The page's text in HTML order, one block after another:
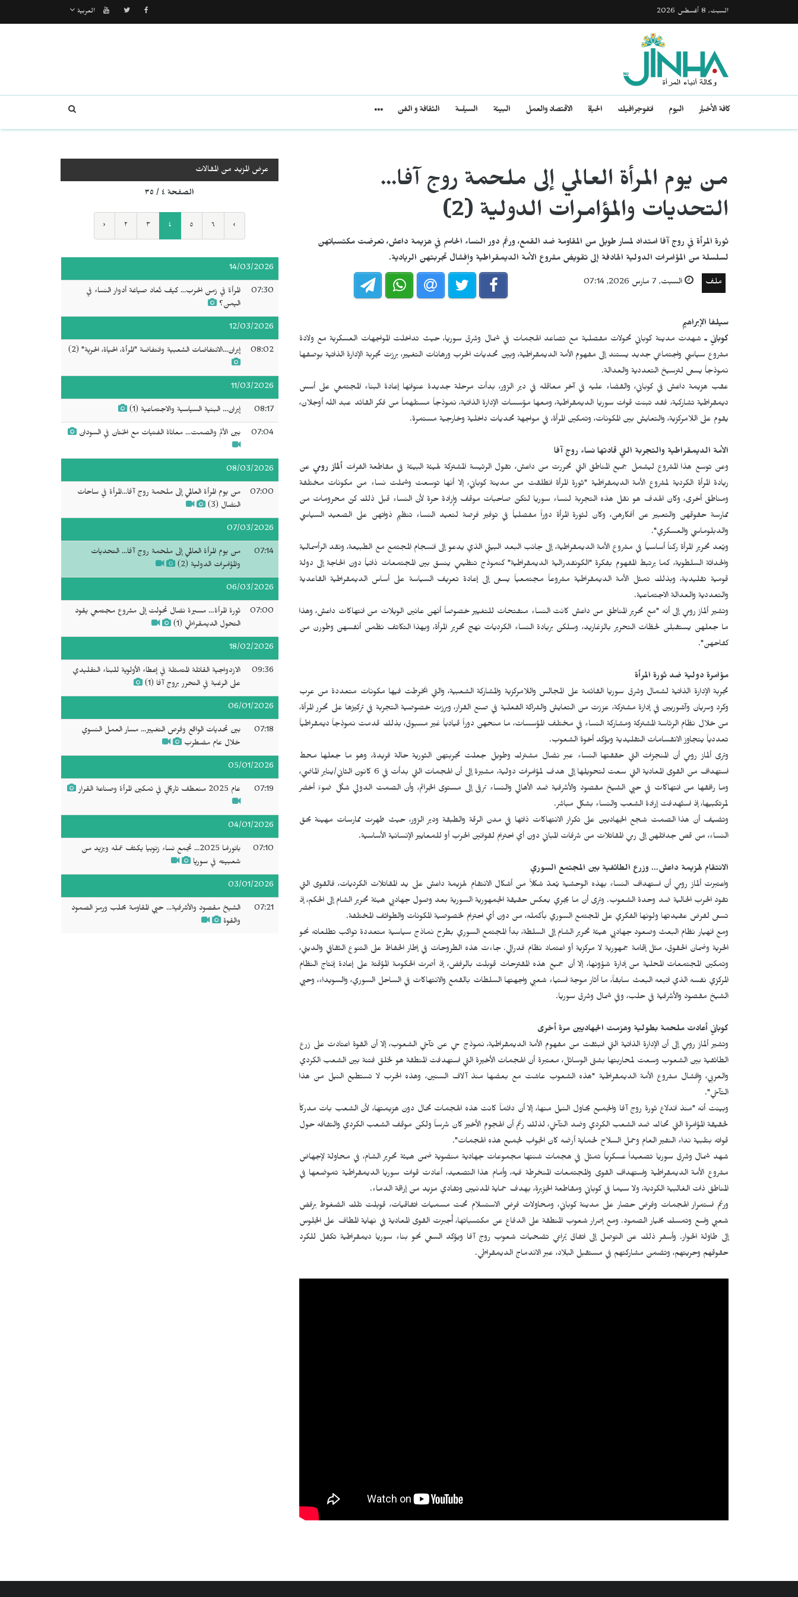
السبت, 8 أغسطس 2026 العربية
كافة الأخبار اليوم انفوجرافيك الحياة الاقتصاد والعمل البيئة السياسة الثقافة و الفن
من يوم المرأة العالمي إلى ملحمة روج آفا...
التحديات والمؤامرات الدولية (2)
ثورة المرأة في روج آفا امتداد لمسار طويل من المقاومة ضد القمع، ورغم دور النساء الحاسم في هزيمة داعش، تعرضت مكتسباتهن
لسلسلة من المؤامرات الدولية الهادفة إلى تقويض مشروع الأمة الديمقراطية وإفشال تجربتهن الريادية.
ملف السبت, 7 مارس 2026, 07:14
سيلفا الإبراهيم
كوباني ـشهدت مدينة كوباني تحولات مفصلية مع تصاعد الهجمات في شمال وشرق سوريا، حيث تداخلت المواجهات العسكرية مع ولادة
مشروع سياسي واجتماعي جديد يستند إلى مفهوم الأمة الديمقراطية، وبين تحديات الحرب ورهانات التغيير، برزت تجربة الإدارة الذاتية بوصفها
نموذجاً يسعى لترسيخ التعددية والعدالة.
عقب هزيمة داعش في كوباني، والقضاء عليه في آخر معاقله في دير الزور، بدأت مرحلة جديدة عنوانها إعادة البناء المجتمعي على أسس
ديمقراطية تشاركية، فقد تبنت قوات سوريا الديمقراطية، ومعها مؤسسات الإدارة الذاتية، نموذجاً مستلهماً من فكر القائد عبد الله أوجلان،
يقوم على اللامركزية، والتعايش بين المكونات، وتمكين المرأة، في مواجهة تحديات داخلية وخارجية مستمرة.
الأمة الديمقراطية والتجربة التي قادتها نساء روج آفا
وعن توسع هذا المشروع ليشمل جميع المناطق التي تحررت من داعش، تقول الرئيسة المشتركة لهيئة البيئة في مقاطعة الفرات ألماز رومي عن
ريادة المرأة الكردية لمشروع الأمة الديمقراطية "ثورة المرأة انطلقت من مدينة كوباني، إلا أنها توسعت وشملت نساء من مكونات مختلفة
ومناطق أخرى، وكان الهدف هو نقل هذه التجربة لنساء سوريا لتكنّ صاحبات موقف وإرادة حرة لأن النساء قبل ذلك كنّ محرومات من
ممارسة حقوقهن والتعبير عن أفكارهن، وكان لثورة المرأة دوراً مفصلياً في توفير فرصة لتعيد النساء تنظيم ذواتهن على الصعيد السياسي
والدبلوماسي والعسكري".
ويُعد تحرير المرأة ركناً أساسياً في مشروع الأمة الديمقراطية، إلى جانب البعد البيئي الذي يدعو إلى انسجام المجتمع مع الطبيعة، ونقد الرأسمالية
والحداثة السلطوية، كما يرتبط المفهوم بفكرة "الكونفدرالية الديمقراطية" كنموذج تنظيمي ينسق بين المجتمعات ذاتياً دون الحاجة إلى دولة
قومية تقليدية، وبذلك تمثل الأمة الديمقراطية مشروعاً مجتمعياً يسعى إلى إعادة تعريف السياسة على أساس الديمقراطية القاعدية
والتعددية والعدالة الاجتماعية.
وتشير ألماز رومي إلى أنه "مع تحرير المناطق من داعش كانت النساء منفتحات للتغيير خصوصاً أنهن عانين الويلات من انتهاكات داعش، وهذا
ما جعلهن يستقبلن لحظات التحرير بالزغاريد، وسلكن بريادة النساء الكرديات نهج تحرير المرأة، وبهذا التكاتف نظمن أنفسهن وطورن من
كفاحهن".
مؤامرة دولية ضد ثورة المرأة
تجربة الإدارة الذاتية لشمال وشرق سوريا القائمة على المجالس واللامركزية والمشاركة الشعبية، والتي انخرطت فيها مكونات متعددة من عرب
وكرد وسريان وآشوريين في إدارة مشتركة، عززت من التعايش والشراكة الفعلية في صنع القرار، وبرزت خصوصية التجربة في تركيزها على تحرر المرأة،
من خلال نظام الرئاسة المشتركة ومشاركة النساء في مختلف المؤسسات، ما منحهن دوراً قيادياً غير مسبوق، بذلك قدمت نموذجاً ديمقراطياً
تعددياً يتجاوز الانقسامات التقليدية ويؤكد أخوة الشعوب.
وترى ألماز رومي أن المنجزات التي حققتها النساء عبر نضال مشترك وطويل جعلت تجربتهن الثورية حالة فريدة، وهو ما جعلها محط
استهداف من القوى المعادية التي سعت لتحويلها إلى هدف لمؤامرات دولية، مشيرة إلى أن الهجمات التي بدأت في 6 كانون الثاني/يناير الماضي،
وما رافقها من انتهاكات في حيي الشيخ مقصود والأشرفية ضد الأهالي والنساء ترقى إلى مستوى الجرائم، وأن الصمت الدولي شكّل ضوءً أخضر
لمرتكبيها، إذ استُهدفت إرادة الشعب والنساء بشكل مباشر.
وتضيف أن هذا الصمت شجع الجهاديين على تكرار الانتهاكات ذاتها في مدن الرقة والطبقة ودير الزور، حيث ظهرت ممارسات مهينة بحق
النساء، من قص جدائلهن إلى رمي المقاتلات من شرفات المباني دون أي احترام لقوانين الحرب أو للمعايير الإنسانية الأساسية.
الانتقام لهزيمة داعش... وزرع الطائفية بين المجتمع السوري
واعتبرت ألماز رومي أن استهداف النساء بهذه الوحشية يُعدّ شكلاً من أشكال الانتقام لهزيمة داعش على يد المقاتلات الكرديات، فالقوى التي
تقود الحرب الحالية ضد وحدة الشعوب. وترى أن ما يجري يعكس حقيقة الجمهورية السورية بعد وصول جهاديي هيئة تحرير الشام إلى الحكم، إذ
تسعى لفرض عقيدتها ولونها الفكري على المجتمع السوري بأكمله، من دون أي احترام لخصوصية المكونات والطوائف المختلفة.
ومع انهيار نظام البعث وصعود جهاديي هيئة تحرير الشام إلى السلطة، بدأ المجتمع السوري بطرح نماذج سياسية متعددة تواكب تطلعاته نحو
الحرية وضمان الحقوق، مثل إقامة جمهورية لا مركزية أو اعتماد نظام فدرالي. جاءت هذه الطروحات في إطار الحفاظ على التنوع الثقافي والديني،
وتمكين المجتمعات المحلية من إدارة شؤونها، إلا أن جميع هذه المقترحات قوبلت بالرفض، إذ أصرت الحكومة المؤقتة على إعادة إنتاج النظام
المركزي نفسه الذي اتبعه البعث سابقاً، ما أثار موجة استياء شعبي واجهتها السلطات بالقمع والانتهاكات في الساحل السوري، والسويداء، وحيي
الشيخ مقصود والأشرفية في حلب، وفي شمال وشرق سوريا.
كوباني أعادت ملحمة بطولية وهزمت الجهاديين مرة أخرى
وتشير ألماز رومي إلى أن الإدارة الذاتية التي انبثقت من مفهوم الأمة الديمقراطية، نموذج حي عن تآخي الشعوب، إلا أن القوة اعتادت على زرع
الطائفية بين الشعوب وسعت لمحاربتها بشتى الوسائل، معتبرة أن الهجمات الأخيرة التي استهدفت المنطقة هو لخلق فتنة بين الشعب الكردي
والعربي، وإفشال مشروع الأمة الديمقراطية "هذه الشعوب عاشت مع بعضها منذ آلاف السنين، وهذه الحرب لا تستطيع النيل من هذا
التآخي".
وبينت أنه "منذ اندلاع ثورة روج آفا والجميع يحاول النيل منها، إلا أن دائماً كانت هذه الهجمات تحال دون هزيمتها، لأن الشعب بات مدركاً
لحقيقة المؤامرة التي تحاك ضد الشعب الكردي وضد التآخي، لذلك رغم أن الهجوم الأخير كان شرساً ولكن موقف الشعب الكردي والتفافه حول
قواته بتلبية نداء النفير العام وحمل السلاح لحماية أرضه كان الجواب لجميع هذه الهجمات".
شهد شمال وشرق سوريا تصعيداً عسكرياً تمثل في هجمات شنتها مجموعات جهادية منضوية ضمن هيئة تحرير الشام، في محاولة لإجهاض
مشروع الأمة الديمقراطية واستهداف القوى والمجتمعات المنخرطة فيه، وأمام هذا التصعيد، أعادت قوات سوريا الديمقراطية تموضعها في
المناطق ذات الغالبية الكردية، ولا سيما في كوباني ومقاطعة الجزيرة، بهدف حماية المدنيين وتفادي مزيد من إراقة الدماء.
ورغم استمرار الهجمات وفرض حصار على مدينة كوباني، ومحاولات فرض الاستسلام تحت مسميات اتفاقيات، قوبلت تلك الضغوط برفض
شعبي واسع وتمسك بخيار الصمود. ومع إصرار شعوب المنطقة على الدفاع عن مكتسباتها، أُجبرت القوى المعادية في نهاية المطاف على الجلوس
إلى طاولة الحوار. وأسفر ذلك عن التوصل إلى اتفاق يُراعي تضحيات شعوب روج آفا ويؤكد السعي نحو بناء سوريا ديمقراطية تكفل للكرد
حقوقهم وحريتهم، وتضمن مشاركتهم في مستقبل البلاد، عبر الاندماج الديمقراطي.
عرض المزيد من المقالات
الصفحة ٤ / ٣٥
‹ ٢ ٣ ٤ ٥ ٦ ›
14/03/2026
07:30
المرأة في زمن الحرب... كيف تُعاد صياغة أدوار النساء في
اليمن؟
12/03/2026
08:02 إيران...الانتفاضات الشعبية وانتفاضة "المرأة، الحياة، الحرية" (2)
11/03/2026
08:17 إيران... البنية السياسية والاجتماعية (1)
07:04 بين الألم والصمت... معاناة الفتيات مع الختان في السودان
08/03/2026
07:00
من يوم المرأة العالمي إلى ملحمة روج آفا...المرأة في ساحات
النضال (3)
07/03/2026
07:14
من يوم المرأة العالمي إلى ملحمة روج آفا... التحديات
والمؤامرات الدولية (2)
06/03/2026
07:00
ثورة المرأة… مسيرة نضال تحولت إلى مشروع مجتمعي يقود
التحول الديمقراطي (1)
18/02/2026
09:36
الازدواجية القاتلة المتمثلة في إعطاء الأولوية للبناء التقليدي
على الرغبة في التحرر بروج آفا (1)
06/01/2026
07:18
بين تحديات الواقع وفرص التغيير... مسار العمل النسوي
خلال عام مضطرب
05/01/2026
07:19 عام 2025 منعطف تاريخي في تمكين المرأة وصناعة القرار
04/01/2026
07:10
بانوراما 2025... تجمع نساء زنوبيا يكثف عمله ويزيد من
شعبيته في سوريا
03/01/2026
07:21
الشيخ مقصود والأشرفية... حيي المقاومة بحلب ورمز الصمود
والقوة